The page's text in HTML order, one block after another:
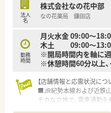
法人
名
株式会社なの花中部
なの花薬局 鎌田店
勤務
時間
月火水金 09:00～
木土 09:00～
※開局時間内を軸に
※休憩時間60分以上
【店舗情報と応需状況につ
■JR紀勢本線および近鉄
チカな立地で、電車通勤